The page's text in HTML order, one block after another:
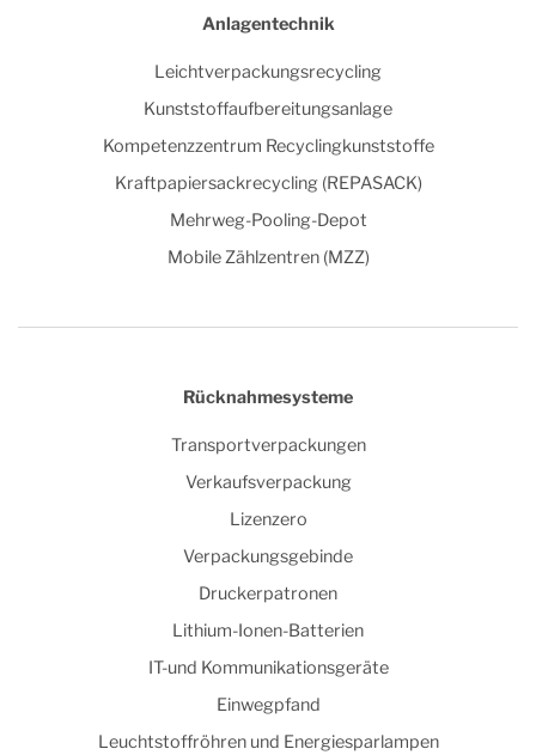
Anlagentechnik
Leichtverpackungsrecycling
Kunststoffaufbereitungsanlage
Kompetenzzentrum Recyclingkunststoffe
Kraftpapiersackrecycling (REPASACK)
Mehrweg-Pooling-Depot
Mobile Zählzentren (MZZ)
Rücknahmesysteme
Transportverpackungen
Verkaufsverpackung
Lizenzero
Verpackungsgebinde
Druckerpatronen
Lithium-Ionen-Batterien
IT-und Kommunikationsgeräte
Einwegpfand
Leuchtstoffröhren und Energiesparlampen